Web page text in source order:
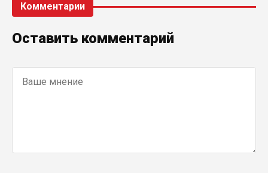
Комментарии
Оставить комментарий